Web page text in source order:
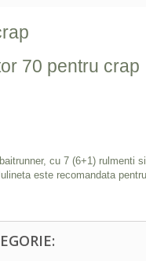
70 pentru crap
cu 7 (6+1)
este recomandata